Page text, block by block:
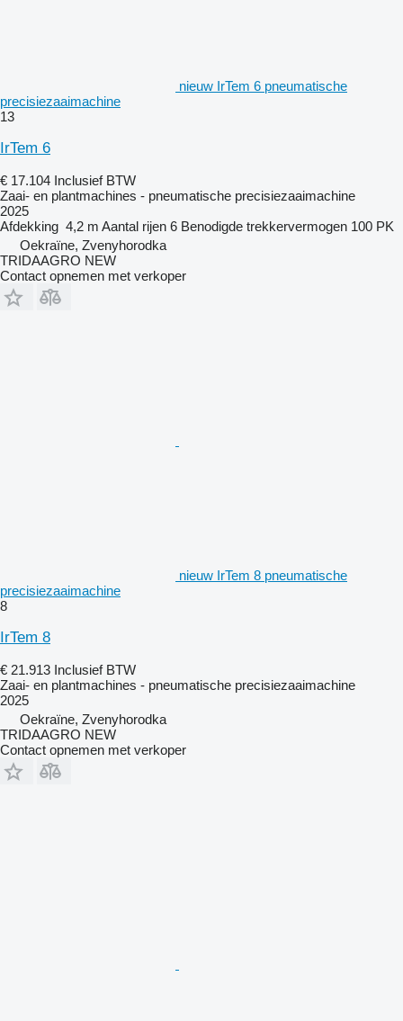
nieuw IrTem 6 pneumatische
precisiezaaimachine
13
IrTem 6
€ 17.104 Inclusief BTW
Zaai- en plantmachines - pneumatische precisiezaaimachine
2025
Afdekking 4,2 m Aantal rijen 6 Benodigde trekkervermogen 100 PK
Oekraïne, Zvenyhorodka
TRIDAAGRO NEW
Contact opnemen met verkoper
nieuw IrTem 8 pneumatische
precisiezaaimachine
8
IrTem 8
€ 21.913 Inclusief BTW
Zaai- en plantmachines - pneumatische precisiezaaimachine
2025
Oekraïne, Zvenyhorodka
TRIDAAGRO NEW
Contact opnemen met verkoper